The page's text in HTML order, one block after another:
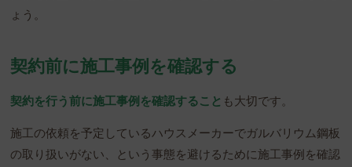
ょう。
契約前に施工事例を確認する
契約を行う前に施工事例を確認すること も大切です。
施工の依頼を予定しているハウスメーカーでガルバリウム鋼板
の取り扱いがない、という事態を避けるために施工事例を確認